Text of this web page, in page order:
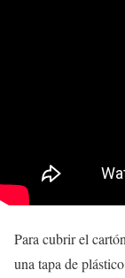
Para cubrir el
una tapa de